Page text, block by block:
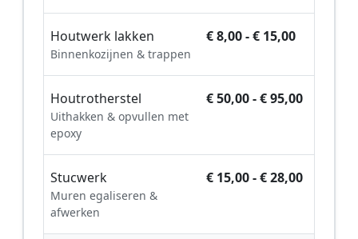
Houtwerk lakken
Binnenkozijnen & trappen
€ 8,00 - € 15,00
Houtrotherstel
Uithakken & opvullen met
epoxy
€ 50,00 - € 95,00
Stucwerk
Muren egaliseren &
afwerken
€ 15,00 - € 28,00